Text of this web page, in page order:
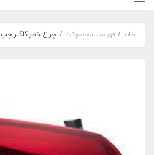
خانه فهرست محصولات چراغ خطر گلگیر چپ JAC S5